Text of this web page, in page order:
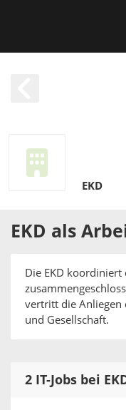
EKD
EKD als
Die EKD
vertritt die Anliegen
und Gesellschaft.
2 IT-Jobs bei